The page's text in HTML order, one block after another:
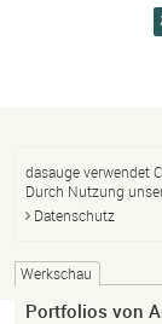
dasauge verwendet
Durch Nutzung
Datenschutz
Werkschau
Portfolios von